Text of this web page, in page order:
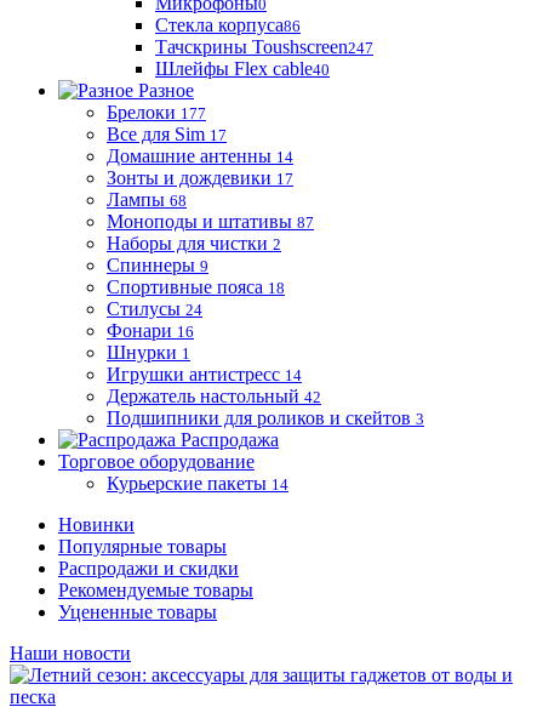
0
Стекла корпуса86
Тачскрины Toushscreen247
Шлейфы Flex cable40
Разное
Брелоки 177
Все для Sim 17
Домашние антенны 14
Зонты и дождевики 17
Лампы 68
Моноподы и штативы 87
Наборы для чистки 2
Спиннеры 9
Спортивные пояса 18
Стилусы 24
Фонари 16
Шнурки 1
Игрушки антистресс 14
Держатель настольный 42
Подшипники для роликов и скейтов 3
Распродажа
Торговое оборудование
Курьерские пакеты 14
Новинки
Популярные товары
Распродажи и скидки
Рекомендуемые товары
Уцененные товары
Наши новости